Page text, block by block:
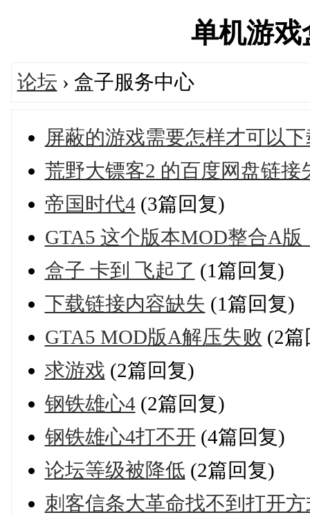
单机游
论坛 › 盒子服务中心
屏蔽的游戏需要怎样才可以下
荒野大镖客2 的百度网盘链接
帝国时代4 (3篇回复)
GTA5 这个版本MOD整合A版
盒子 卡到 飞起了 (1篇回复)
下载链接内容缺失 (1篇回复)
GTA5 MOD版A解压失败 (2篇
求游戏 (2篇回复)
钢铁雄心4 (2篇回复)
钢铁雄心4打不开 (4篇回复)
论坛等级被降低 (2篇回复)
刺客信条大革命找不到打开方